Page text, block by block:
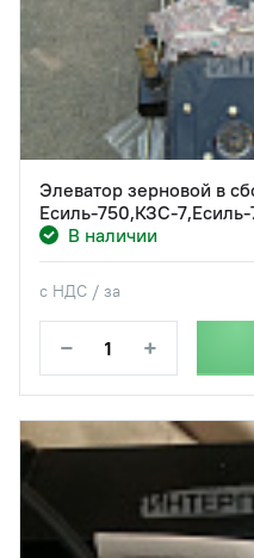
Элеватор зерновой в
Есиль-750,КЗС-
В наличии
с НДС / за
− +